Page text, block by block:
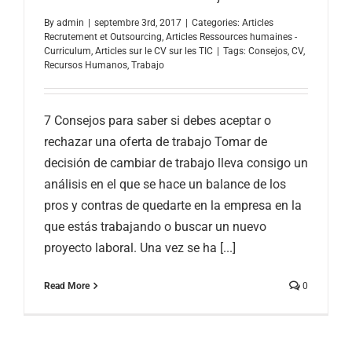
By admin septembre 3rd, 2017 Categories: Articles
Recrutement et Outsourcing, Articles Ressources humaines -
Curriculum, Articles sur le CV sur les TIC Tags: Consejos, CV,
Recursos Humanos, Trabajo
7 Consejos para saber si debes aceptar o
rechazar una oferta de trabajo Tomar de
decisión de cambiar de trabajo lleva consigo un
análisis en el que se hace un balance de los
pros y contras de quedarte en la empresa en la
que estás trabajando o buscar un nuevo
proyecto laboral. Una vez se ha [...]
Read More 0